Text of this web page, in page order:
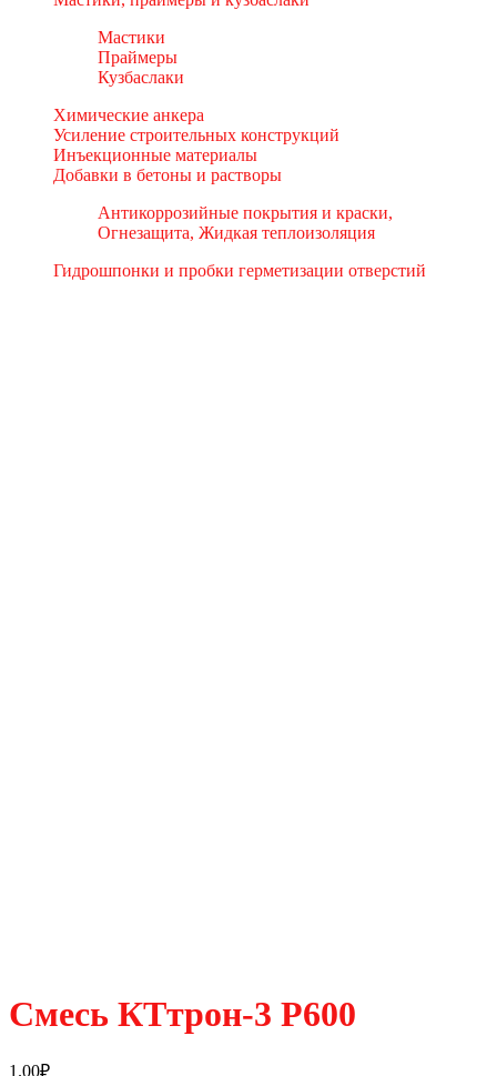
Мастики
Праймеры
Кузбаслаки
Химические анкера
Усиление строительных конструкций
Инъекционные материалы
Добавки в бетоны и растворы
Антикоррозийные покрытия и краски,
Огнезащита, Жидкая теплоизоляция
Гидрошпонки и пробки герметизации отверстий
Смесь КТтрон-3 Р600
1.00₽